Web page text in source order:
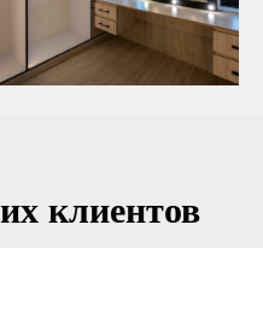
клиентов